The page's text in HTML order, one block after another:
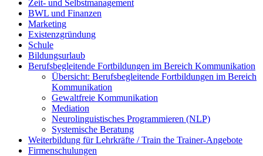
Zeit- und Selbstmanagement
BWL und Finanzen
Marketing
Existenzgründung
Schule
Bildungsurlaub
Berufsbegleitende Fortbildungen im Bereich Kommunikation
Übersicht: Berufsbegleitende Fortbildungen im Bereich
Kommunikation
Gewaltfreie Kommunikation
Mediation
Neurolinguistisches Programmieren (NLP)
Systemische Beratung
Weiterbildung für Lehrkräfte / Train the Trainer-Angebote
Firmenschulungen